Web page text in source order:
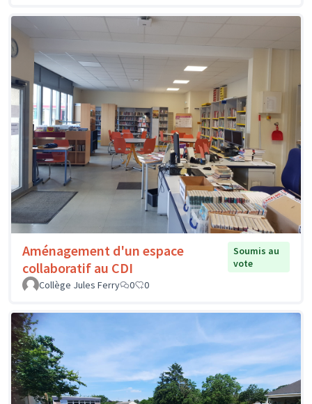
Aménagement d'un espace
collaboratif au CDI
Soumis au
vote
Collège Jules Ferry
0 0